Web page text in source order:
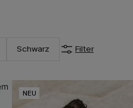
Schwarz Filter
NEU